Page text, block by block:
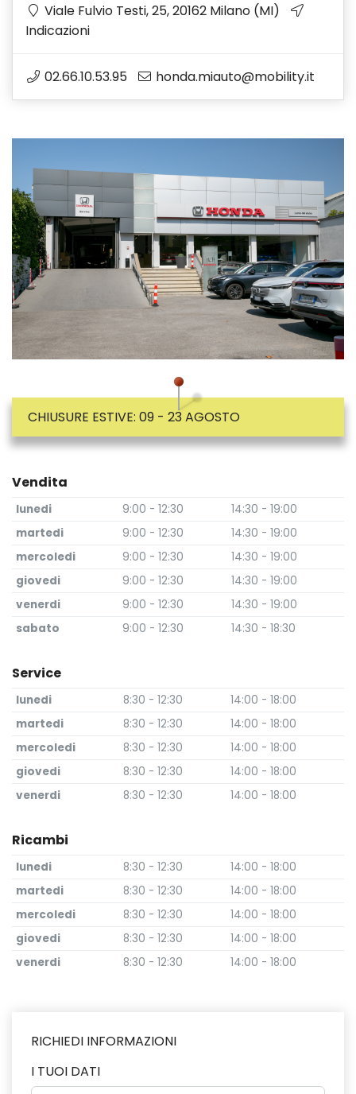
Viale Fulvio Testi, 25, 20162 Milano (MI)
Indicazioni
02.66.10.53.95 honda.miauto@mobility.it
CHIUSURE ESTIVE: 09 - 23 AGOSTO
Vendita
lunedi 9:00 - 12:30
14:30 - 19:00
martedi
9:00 - 12:30
14:30 - 19:00
mercoledi
9:00 - 12:30
14:30 - 19:00
giovedi
9:00 - 12:30
14:30 - 19:00
venerdi
9:00 - 12:30
14:30 - 19:00
sabato
9:00 - 12:30 14:30 - 18:30
Service
lunedi 8:30 - 12:30
14:00 - 18:00
martedi
8:30 - 12:30
14:00 - 18:00
mercoledi
8:30 - 12:30
14:00 - 18:00
giovedi
8:30 - 12:30
14:00 - 18:00
venerdi
8:30 - 12:30 14:00 - 18:00
Ricambi
lunedi 8:30 - 12:30
14:00 - 18:00
martedi
8:30 - 12:30
14:00 - 18:00
mercoledi
8:30 - 12:30
14:00 - 18:00
giovedi
8:30 - 12:30
14:00 - 18:00
venerdi
8:30 - 12:30 14:00 - 18:00
RICHIEDI INFORMAZIONI
I TUOI DATI